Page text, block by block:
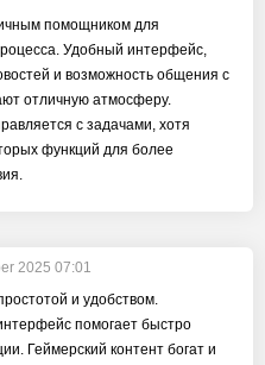
помощником для
Удобный интерфейс,
и возможность общения с
отличную атмосферу.
с задачами, хотя
функций для более
2025 07:01
и удобством.
помогает быстро
Геймерский контент богат и